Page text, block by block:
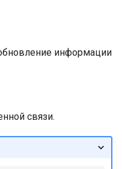
информации
связи.